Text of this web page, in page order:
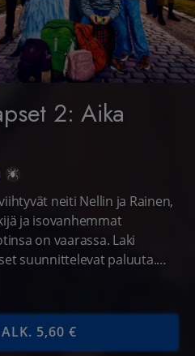
2: Aika
neiti Nellin ja Rainen,
ja isovanhemmat
on vaarassa. Laki
suunnittelevat paluuta.
ja rohkeudesta.
5,60 €